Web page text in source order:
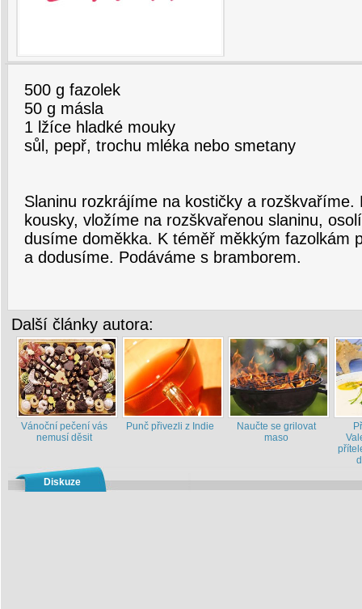
500 g fazolek
50 g másla
1 lžíce hladké mouky
sůl, pepř, trochu mléka nebo smetany
Slaninu rozkrájíme na kostičky a rozškvaříme.
kousky, vložíme na rozškvařenou slaninu,
dusíme doměkka. K téměř měkkým fazolkám
a dodusíme. Podáváme s bramborem.
Další články autora:
Vánoční pečení vás
nemusí děsit
Punč přivezli z Indie
Naučte se grilovat
maso
Diskuze